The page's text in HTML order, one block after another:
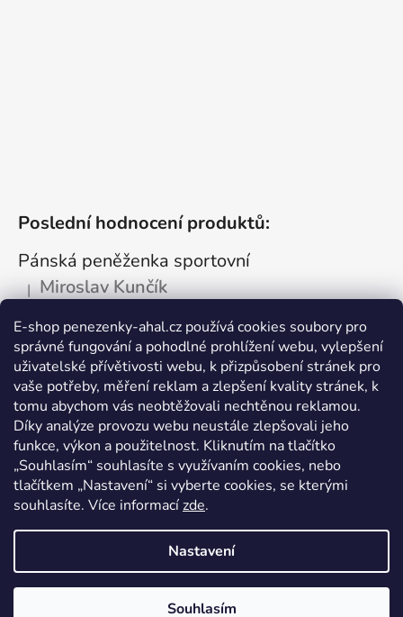
E-shop penezenky-ahal.cz používá cookies soubory pro
správné fungování a pohodlné prohlížení webu, vylepšení
uživatelské přívětivosti webu, k přizpůsobení stránek pro
vaše potřeby, měření reklam a zlepšení kvality stránek, k
tomu abychom vás neobtěžovali nechtěnou reklamou.
Díky analýze provozu webu neustále zlepšovali jeho
funkce, výkon a použitelnost. Kliknutím na tlačítko
„Souhlasím“ souhlasíte s využívaním cookies, nebo
tlačítkem „Nastavení“ si vyberte cookies, se kterými
souhlasíte. Více informacízde.
Nastavení
Souhlasím
Poslední hodnocení produktů:
Pánská peněženka sportovní
Hodnocení produktu je 5 z 5 hvězdiček.
| Miroslav Kunčík
OK
Kožená dokladovka tmavá
Hodnocení produktu je 5 z 5 hvězdiček.
| Vlastimil Šajtar
Spokojený ,rychle a spolehlivě
Kožená peněženka na drobné mince
Hodnocení produktu je 5 z 5 hvězdiček.
| Katarína Kutlíková
Vytvořil Shoptet